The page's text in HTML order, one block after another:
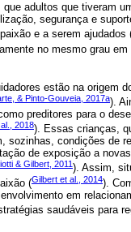
adultos que tiveram
segurança e
e a serem ajudados
no mesmo grau
estão na origem
& Pinto-Gouveia, 2017a).
preditores para o
2018). Essas crianças,
sozinhas, condições de
de exposição a
& Gilbert, 2011). Assim,
(Gilbert et al., 2014).
em
saudáveis para